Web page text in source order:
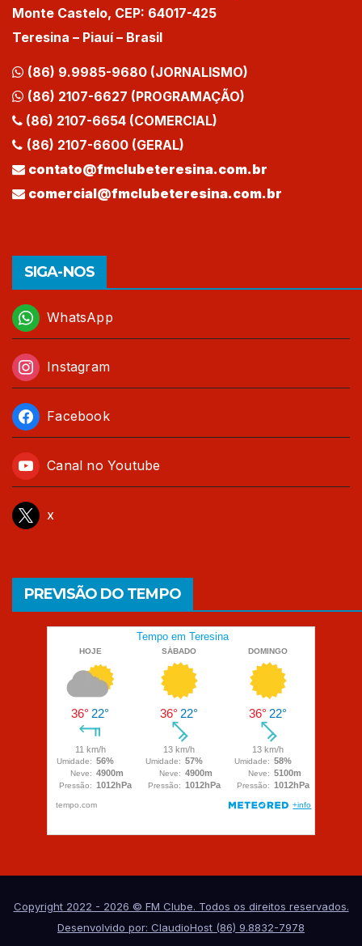
Monte Castelo, CEP: 64017-425
Teresina – Piauí – Brasil
(86) 9.9985-9680 (JORNALISMO)
(86) 2107-6627 (PROGRAMAÇÃO)
(86) 2107-6654 (COMERCIAL)
(86) 2107-6600 (GERAL)
contato@fmclubeteresina.com.br
comercial@fmclubeteresina.com.br
SIGA-NOS
WhatsApp
Instagram
Facebook
Canal no Youtube
x
PREVISÃO DO TEMPO
Copyright 2022 - 2026 © FM Clube. Todos os direitos reservados.
Desenvolvido por: ClaudioHost (86) 9.8832-7978